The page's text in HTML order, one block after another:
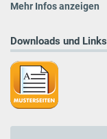
Mehr Infos anzeigen
Downloads und Links